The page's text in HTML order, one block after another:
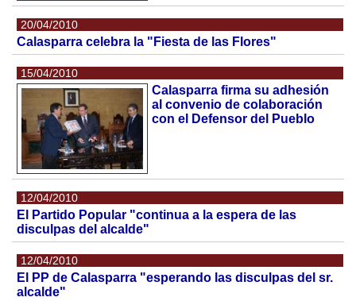
20/04/2010
Calasparra celebra la "Fiesta de las Flores"
15/04/2010
Calasparra firma su adhesión
al convenio de colaboración
con el Defensor del Pueblo
12/04/2010
El Partido Popular "continua a la espera de las
disculpas del alcalde"
12/04/2010
El PP de Calasparra "esperando las disculpas del sr.
alcalde"